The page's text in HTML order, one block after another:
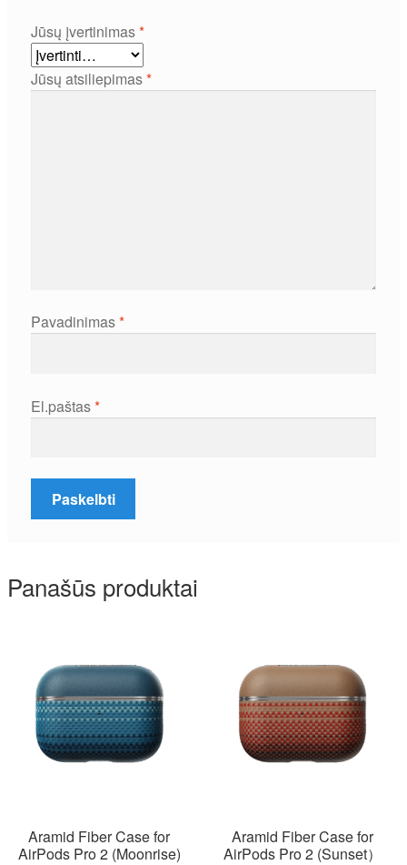
Jūsų įvertinimas*
Jūsų atsiliepimas*
Pavadinimas*
El.paštas*
Panašūs produktai
Aramid Fiber Case for
AirPods Pro 2 (Moonrise)
Aramid Fiber Case for
AirPods Pro 2 (Sunset）